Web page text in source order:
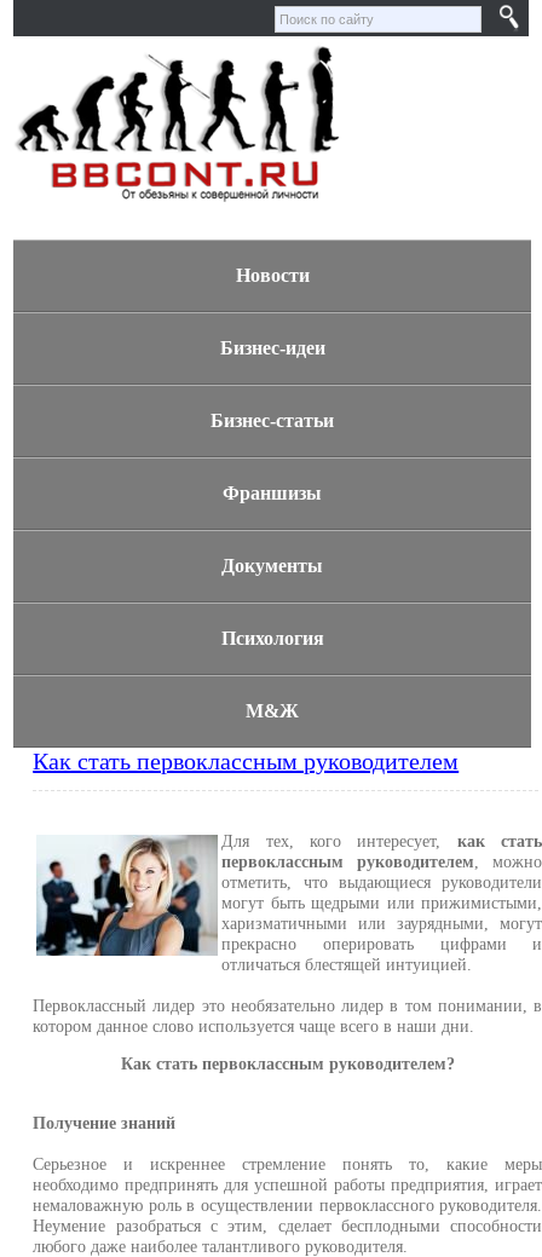
Новости
Бизнес-идеи
Бизнес-статьи
Франшизы
Документы
Психология
М&Ж
Как стать первоклассным руководителем
Для тех, кого интересует, как стать
первоклассным руководителем , можно
отметить, что выдающиеся руководители
могут быть щедрыми или прижимистыми,
харизматичными или заурядными, могут
прекрасно оперировать цифрами и
отличаться блестящей интуицией.
Первоклассный лидер это необязательно лидер в том понимании, в
котором данное слово используется чаще всего в наши дни.
Как стать первоклассным руководителем?
Получение знаний
Серьезное и искреннее стремление понять то, какие меры
необходимо предпринять для успешной работы предприятия, играет
немаловажную роль в осуществлении первоклассного руководителя.
Неумение разобраться с этим, сделает бесплодными способности
любого даже наиболее талантливого руководителя.